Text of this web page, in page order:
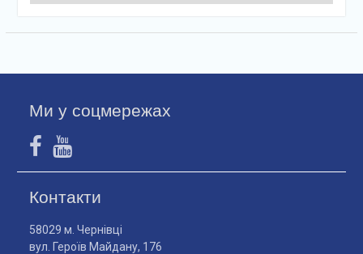
Ми у соцмережах
Контакти
58029 м. Чернівці
вул. Героїв Майдану, 176